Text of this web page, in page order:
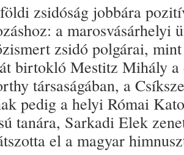
zsidóság jobbára
a marosvásárhelyi
zsidó polgárai,
birtokló Mestitz Mihály
társaságában, a
pedig a helyi Római
tanára, Sarkadi Elek
el a magyar